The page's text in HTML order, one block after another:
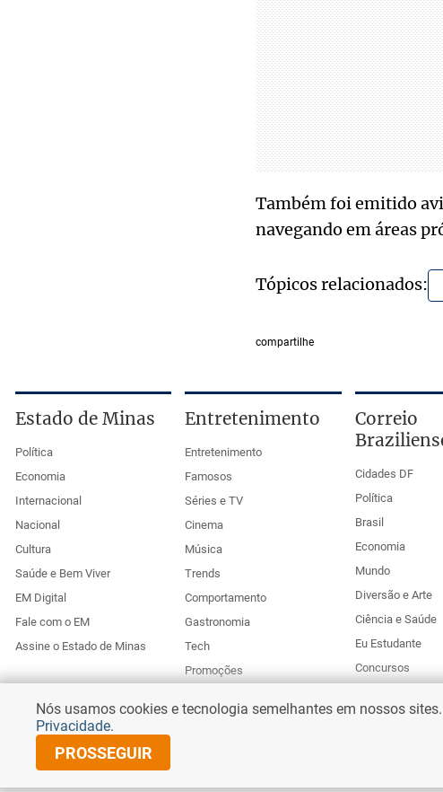
Também foi emitido
navegando em áreas
Tópicos relacionados:
compartilhe
Estado de Minas
Política
Economia
Internacional
Nacional
Cultura
Saúde e Bem Viver
EM Digital
Fale com o EM
Assine o Estado de Minas
Entretenimento
Entretenimento
Famosos
Séries e TV
Cinema
Música
Trends
Comportamento
Gastronomia
Tech
Promoções
Anuncie no Uai
Correio
Cidades DF
Política
Brasil
Economia
Mundo
Diversão e Arte
Ciência e Saúde
Eu Estudante
Concursos
Nós usamos cookies e tecnologia semelhantes em nossos
Privacidade.
PROSSEGUIR